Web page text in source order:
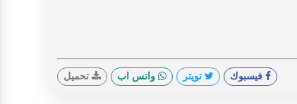
فيسبوك تويتر واتس اب تحميل